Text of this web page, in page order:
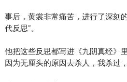
事后，黄裳非常痛苦，进行了深刻
代反思”。
他把这些反思都写进《九阴真经》
因为无厘头的原因去杀人，我杀过